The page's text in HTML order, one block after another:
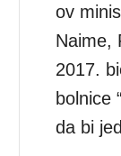
ov
Naime,
2017.
bolnice
da bi